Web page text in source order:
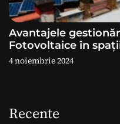
Avantajele
Fotovoltaice în
4 noiembrie 2024
Recente